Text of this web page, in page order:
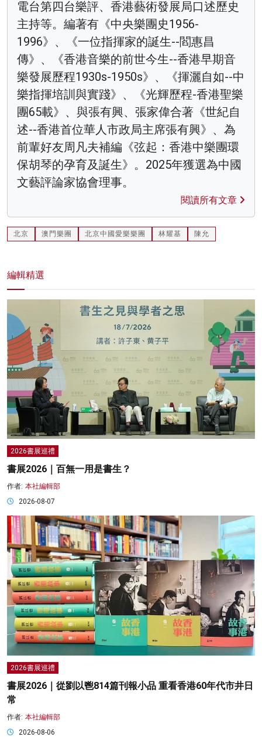
電台第四台樂評、香港藝術發展局口述歷史
主持等。編著有《中央樂團史1956-
1996》、《一位指揮家的誕生--閻惠昌
傳》、《香港音樂的前世今生--香港早期音
樂發展歷程1930s-1950s》、《揮灑自如--中
樂指揮培訓與實踐》、《光輝歷程-香港聖樂
團65載》、與張有興、張家偉合著《世紀自
述--香港首位華人市政局主席張有興》、為
前輩好友周凡夫補編《弦起：香港中樂團環
保胡琴的孕育及誕生》。2025年獲選為中國
文藝評論家協會理事。
閱讀所有文章
北京 澳門樂團 北京中國愛樂樂團 林耀基 陳允
編輯精選
2026書展巡禮
書展2026｜百無一用是書生？
作者: 本社編輯部
2026-08-07
2026書展巡禮
書展2026｜從劉以鬯814篇刊報小品 重看香港60年代市井日
常
作者: 本社編輯部
2026-08-06